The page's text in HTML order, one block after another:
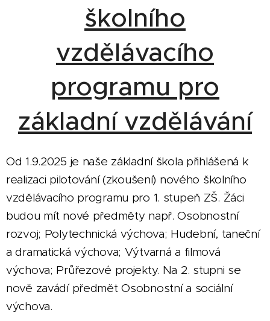
školního
vzdělávacího
programu pro
základní vzdělávání
Od 1.9.2025 je naše základní škola přihlášená k
realizaci pilotování (zkoušení) nového školního
vzdělávacího programu pro 1. stupeň ZŠ. Žáci
budou mít nové předměty např. Osobnostní
rozvoj; Polytechnická výchova; Hudební, taneční
a dramatická výchova; Výtvarná a filmová
výchova; Průřezové projekty. Na 2. stupni se
nově zavádí předmět Osobnostní a sociální
výchova.